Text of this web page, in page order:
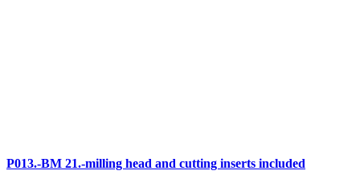
P013.-BM 21.-milling head and cutting inserts included